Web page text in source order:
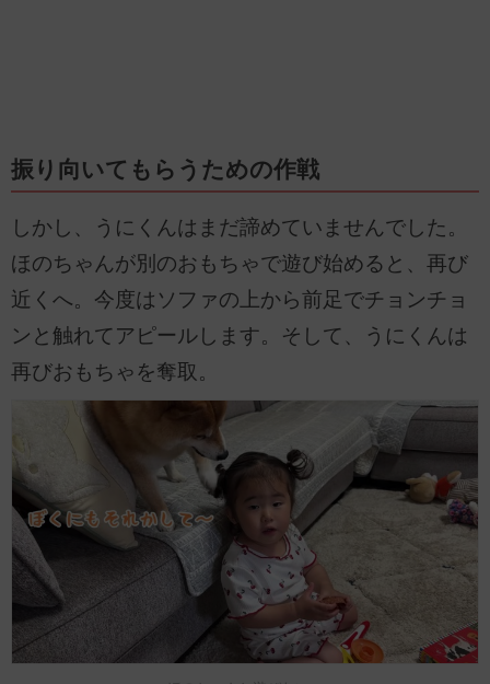
振り向いてもらうための作戦
しかし、うにくんはまだ諦めていませんでした。
ほのちゃんが別のおもちゃで遊び始めると、再び
近くへ。今度はソファの上から前足でチョンチョ
ンと触れてアピールします。そして、うにくんは
再びおもちゃを奪取。